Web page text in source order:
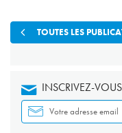
TOUTES LES
INSCRIVEZ-